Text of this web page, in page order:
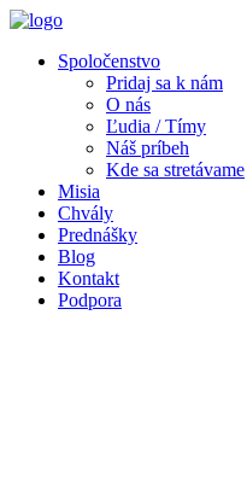
Spoločenstvo
Pridaj sa k nám
O nás
Ľudia / Tímy
Náš príbeh
Kde sa stretávame
Misia
Chvály
Prednášky
Blog
Kontakt
Podpora